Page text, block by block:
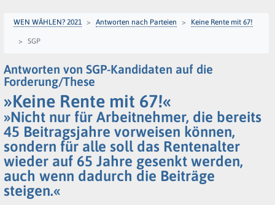
WEN WÄHLEN? 2021 Antworten nach Parteien Keine Rente mit 67!
SGP
Antworten von SGP-Kandidaten auf die
Forderung/These
»Keine Rente mit 67!«
»Nicht nur für Arbeitnehmer, die bereits
45 Beitragsjahre vorweisen können,
sondern für alle soll das Rentenalter
wieder auf 65 Jahre gesenkt werden,
auch wenn dadurch die Beiträge
steigen.«